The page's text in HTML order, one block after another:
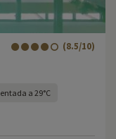
(8.5/10)
a 29°C